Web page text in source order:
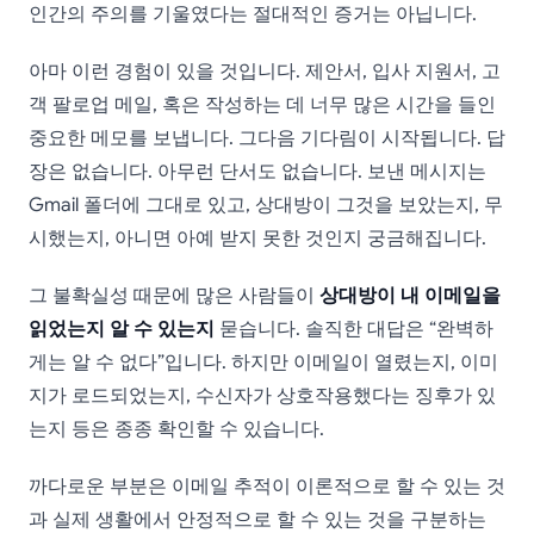
인간의 주의를 기울였다는 절대적인 증거는 아닙니다.
아마 이런 경험이 있을 것입니다. 제안서, 입사 지원서, 고
객 팔로업 메일, 혹은 작성하는 데 너무 많은 시간을 들인
중요한 메모를 보냅니다. 그다음 기다림이 시작됩니다. 답
장은 없습니다. 아무런 단서도 없습니다. 보낸 메시지는
Gmail 폴더에 그대로 있고, 상대방이 그것을 보았는지, 무
시했는지, 아니면 아예 받지 못한 것인지 궁금해집니다.
그 불확실성 때문에 많은 사람들이 상대방이 내 이메일을
읽었는지 알 수 있는지 묻습니다. 솔직한 대답은 “완벽하
게는 알 수 없다”입니다. 하지만 이메일이 열렸는지, 이미
지가 로드되었는지, 수신자가 상호작용했다는 징후가 있
는지 등은 종종 확인할 수 있습니다.
까다로운 부분은 이메일 추적이 이론적으로 할 수 있는 것
과 실제 생활에서 안정적으로 할 수 있는 것을 구분하는